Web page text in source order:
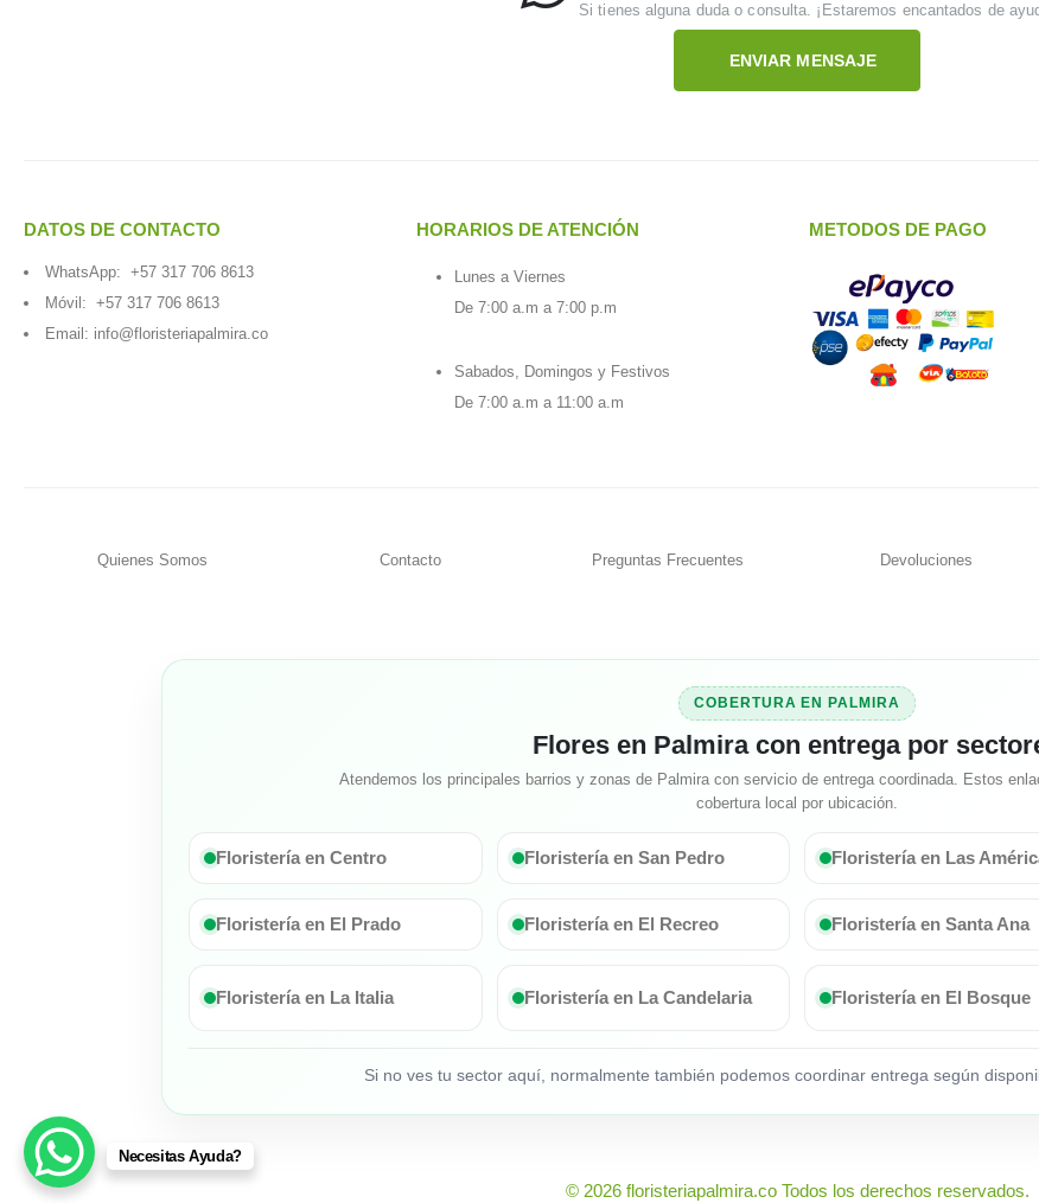
Si tienes alguna duda o consulta. ¡Estaremos encantados de
ENVIAR MENSAJE
DATOS DE CONTACTO
WhatsApp: +57 317 706 8613
Móvil: +57 317 706 8613
Email: info@floristeriapalmira.co
HORARIOS DE ATENCIÓN
Lunes a Viernes
De 7:00 a.m a 7:00 p.m
Sabados, Domingos y Festivos
De 7:00 a.m a 11:00 a.m
METODOS DE PAGO
Quienes Somos Contacto Preguntas Frecuentes Devoluciones
COBERTURA EN PALMIRA
Flores en Palmira con entrega por
Atendemos los principales barrios y zonas de Palmira con servicio de entrega coordinada. Estos
cobertura local por ubicación.
Floristería en Centro Floristería en San Pedro Floristería en Las
Floristería en El Prado Floristería en El Recreo Floristería en Santa Ana
Floristería en La Italia Floristería en La Candelaria Floristería en El Bosque
Si no ves tu sector aquí, normalmente también podemos coordinar entrega según
© 2026 floristeriapalmira.co Todos los derechos reservados.
Necesitas Ayuda?